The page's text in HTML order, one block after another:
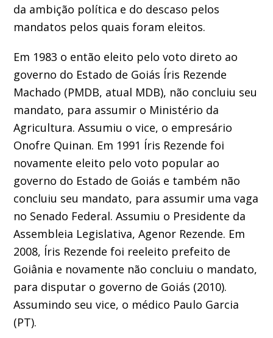
da ambição política e do descaso pelos
mandatos pelos quais foram eleitos.
Em 1983 o então eleito pelo voto direto ao
governo do Estado de Goiás Íris Rezende
Machado (PMDB, atual MDB), não concluiu seu
mandato, para assumir o Ministério da
Agricultura. Assumiu o vice, o empresário
Onofre Quinan. Em 1991 Íris Rezende foi
novamente eleito pelo voto popular ao
governo do Estado de Goiás e também não
concluiu seu mandato, para assumir uma vaga
no Senado Federal. Assumiu o Presidente da
Assembleia Legislativa, Agenor Rezende. Em
2008, Íris Rezende foi reeleito prefeito de
Goiânia e novamente não concluiu o mandato,
para disputar o governo de Goiás (2010).
Assumindo seu vice, o médico Paulo Garcia
(PT).